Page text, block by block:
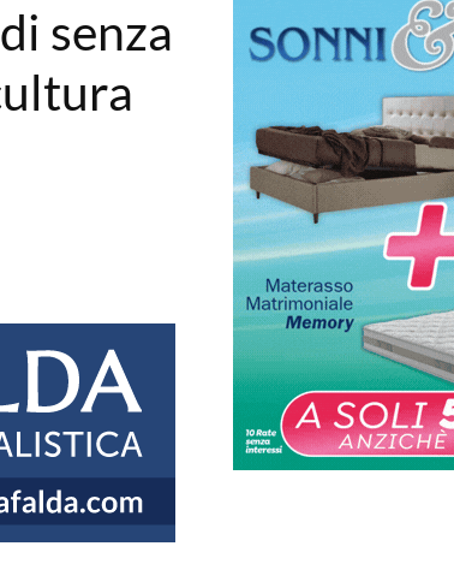
senza